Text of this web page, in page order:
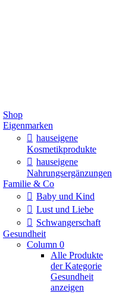
Shop
Eigenmarken
hauseigene
Kosmetikprodukte
hauseigene
Nahrungsergänzungen
Familie & Co
Baby und Kind
Lust und Liebe
Schwangerschaft
Gesundheit
Column 0
Alle Produkte
der Kategorie
Gesundheit
anzeigen